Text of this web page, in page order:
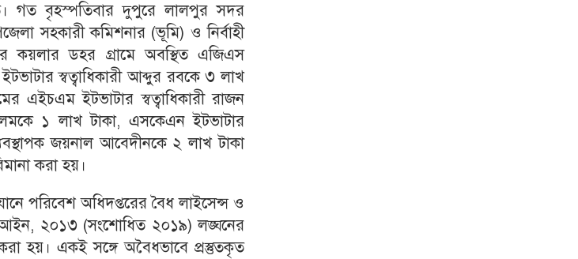
গত বৃহস্পতিবার দুপুরে লালপুর সদর
সহকারী কমিশনার (ভূমি) ও নির্বাহী
কয়লার ডহর গ্রামে অবস্থিত এজিএস
স্বত্বাধিকারী আব্দুর রবকে ৩ লাখ
এইচএম ইটভাটার স্বত্বাধিকারী রাজন
১ লাখ টাকা, এসকেএন ইটভাটার
জয়নাল আবেদীনকে ২ লাখ টাকা
করা হয়।
পরিবেশ অধিদপ্তরের বৈধ লাইসেন্স ও
আইন, ২০১৩ (সংশোধিত ২০১৯) লঙ্ঘনের
হয়। একই সঙ্গে অবৈধভাবে প্রস্তুতকৃত